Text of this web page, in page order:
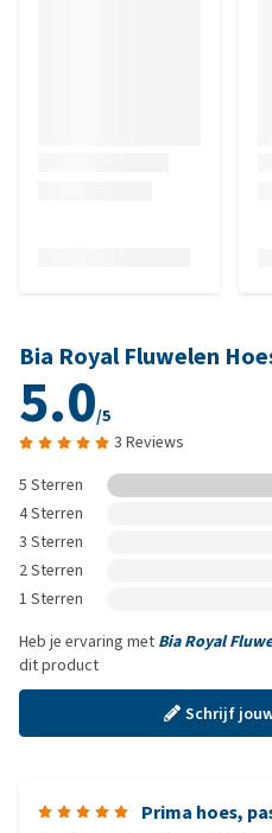
Bia Royal Fluwelen
5.0/5
3 Reviews
5 Sterren
4 Sterren
3 Sterren
2 Sterren
1 Sterren
Heb je ervaring met Bia Royal
dit product
Schrijf
Prima hoes,